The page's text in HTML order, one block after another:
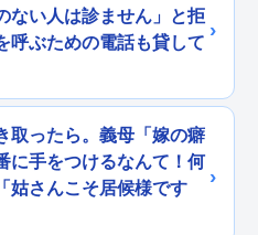
ない人は診ません」と拒
呼ぶための電話も貸して
取ったら。義母「嫁の癖
に手をつけるなんて！何
姑さんこそ居候様です